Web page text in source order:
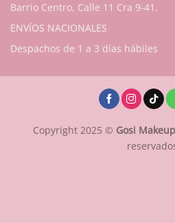
Barrio Centro, Calle 11 Cra 9-41.
ENVÍOS NACIONALES
Despachos de 1 a 3 días hábiles
Copyright 2025 © Gosi Makeup